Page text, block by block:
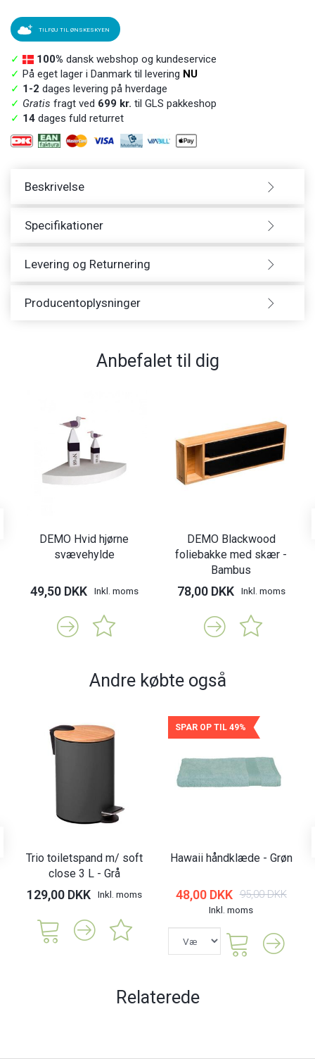
TILFØJ TIL ØNSKESKYEN
✓ 100% dansk webshop og kundeservice
✓ På eget lager i Danmark til levering NU
✓ 1-2 dages levering på hverdage
✓ Gratis fragt ved 699 kr. til GLS pakkeshop
✓ 14 dages fuld returret
Beskrivelse
Specifikationer
Levering og Returnering
Producentoplysninger
Anbefalet til dig
DEMO Hvid hjørne
svævehylde
49,50 DKK Inkl. moms
DEMO Blackwood
foliebakke med skær -
Bambus
78,00 DKK Inkl. moms
Andre købte også
Trio toiletspand m/ soft
close 3 L - Grå
129,00 DKK Inkl. moms
SPAR OP TIL 49%
Hawaii håndklæde - Grøn
48,00 DKK 95,00 DKK
Inkl. moms
Relaterede